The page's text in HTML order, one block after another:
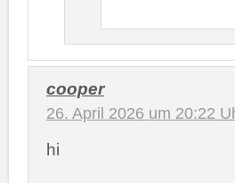
cooper
26. April 2026 um 20:22
hi